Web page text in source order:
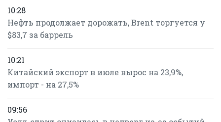
10:28
Нефть продолжает дорожать, Brent торгуется у
$83,7 за баррель
10:21
Китайский экспорт в июле вырос на 23,9%,
импорт - на 27,5%
09:56